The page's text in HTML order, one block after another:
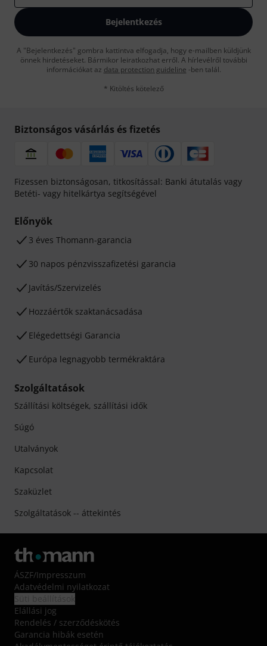
Bejelentkezés
A "Bejelentkezés" gombra kattintva elfogadja, hogy e-mailben küldjünk
önnek hirdetéseket. Bármikor leiratkozhat erről. A hírlevélről további
információkat az data protection guideline -ben talál.
* Kitöltés kötelező
Biztonságos vásárlás és fizetés
Fizessen biztonságosan, titkosítással: Banki átutalás vagy
Betéti- vagy hitelkártya segítségével
Előnyök
3 éves Thomann-garancia
30 napos pénzvisszafizetési garancia
Javítás/Szervizelés
Hozzáértők szaktanácsadása
Elégedettségi Garancia
Európa legnagyobb termékraktára
Szolgáltatások
Szállítási költségek, szállítási idők
Súgó
Utalványok
Kapcsolat
Szaküzlet
Szolgáltatások -- áttekintés
ÁSZF/Impresszum
Adatvédelmi nyilatkozat
Elállási jog
Rendelés / szerződéskötés
Garancia hibák esetén